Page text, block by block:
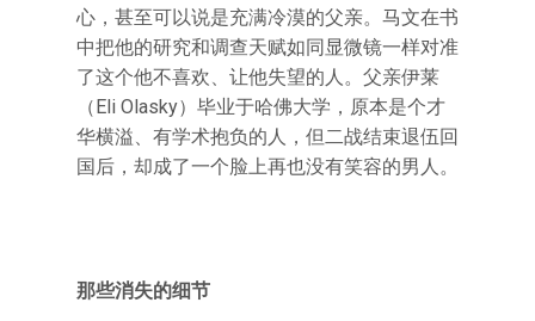
心，甚至可以说是充满冷漠的父亲。马文在书
中把他的研究和调查天赋如同显微镜一样对准
了这个他不喜欢、让他失望的人。父亲伊莱
（Eli Olasky）毕业于哈佛大学，原本是个才
华横溢、有学术抱负的人，但二战结束退伍回
国后，却成了一个脸上再也没有笑容的男人。
那些消失的细节